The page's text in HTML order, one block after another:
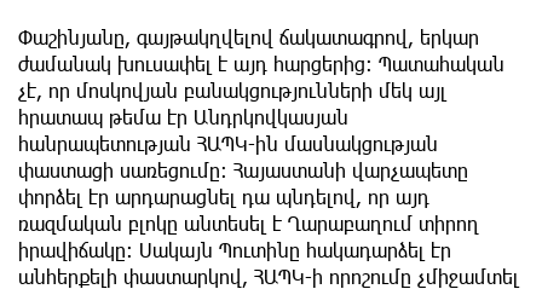
Փաշինյանը, գայթակղվելով ճակատագրով, երկար
ժամանակ խուսափել է այդ հարցերից։ Պատահական
չէ, որ մոսկովյան բանակցությունների մեկ այլ
հրատապ թեմա էր Անդրկովկասյան
հանրապետության ՀԱՊԿ-ին մասնակցության
փաստացի սառեցումը։ Հայաստանի վարչապետը
փորձել էր արդարացնել դա պնդելով, որ այդ
ռազմական բլոկը անտեսել է Ղարաբաղում տիրող
իրավիճակը։ Սակայն Պուտինը հակադարձել էր
անհերքելի փաստարկով, ՀԱՊԿ-ի որոշումը չմիջամտել